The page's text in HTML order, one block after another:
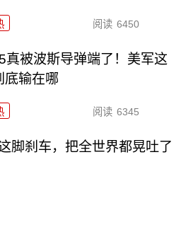
阅读 6450
真被波斯导弹端了！美军这
底输在哪
阅读 6345
脚刹车，把全世界都晃吐了